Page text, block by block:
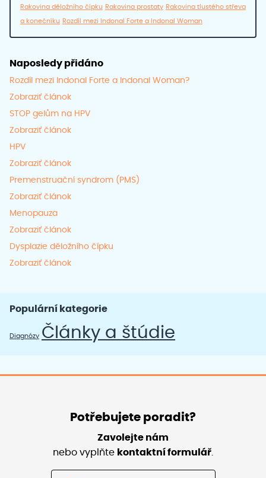
Rakovina děložního čípku Rakovina prostaty Rakovina tlustého střeva
a konečníku Rozdíl mezi Indonal Forte a Indonal Woman
Naposledy přidáno
Rozdíl mezi Indonal Forte a Indonal Woman?
Zobraziť článok
STOP gelům na HPV
Zobraziť článok
HPV
Zobraziť článok
Premenstruační syndrom (PMS)
Zobraziť článok
Menopauza
Zobraziť článok
Dysplazie děložního čípku
Zobraziť článok
Populární kategorie
Diagnózy Články a štúdie
Potřebujete poradit?
Zavolejte nám
nebo vyplňte kontaktní formulář